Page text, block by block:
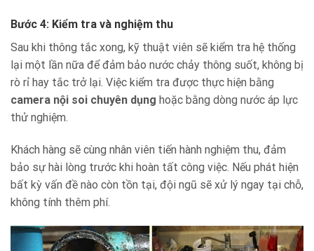
Bước 4: Kiểm tra và nghiệm thu
Sau khi thông tắc xong, kỹ thuật viên sẽ kiểm tra hệ thống
lại một lần nữa để đảm bảo nước chảy thông suốt, không bị
rò rỉ hay tắc trở lại. Việc kiểm tra được thực hiện bằng
camera nội soi chuyên dụng hoặc bằng dòng nước áp lực
thử nghiệm.
Khách hàng sẽ cùng nhân viên tiến hành nghiệm thu, đảm
bảo sự hài lòng trước khi hoàn tất công việc. Nếu phát hiện
bất kỳ vấn đề nào còn tồn tại, đội ngũ sẽ xử lý ngay tại chỗ,
không tính thêm phí.